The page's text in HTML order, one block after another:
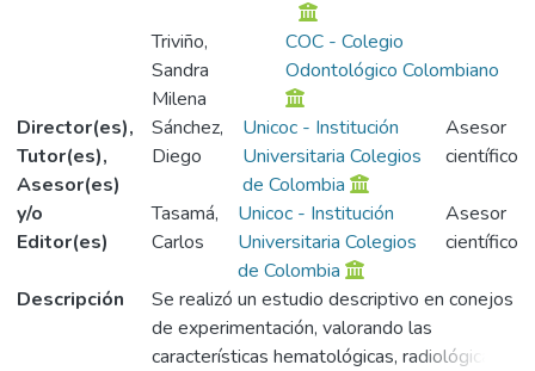
Triviño,
Sandra
Milena
COC - Colegio
Odontológico Colombiano
Director(es),
Tutor(es),
Asesor(es)
y/o
Editor(es)
Sánchez,
Diego
Unicoc - Institución
Universitaria Colegios
de Colombia
Asesor
científico
Tasamá,
Carlos
Unicoc - Institución
Universitaria Colegios
de Colombia
Asesor
científico
Descripción
Se realizó un estudio descriptivo en conejos
de experimentación, valorando las
características hematológicas, radiológicas y